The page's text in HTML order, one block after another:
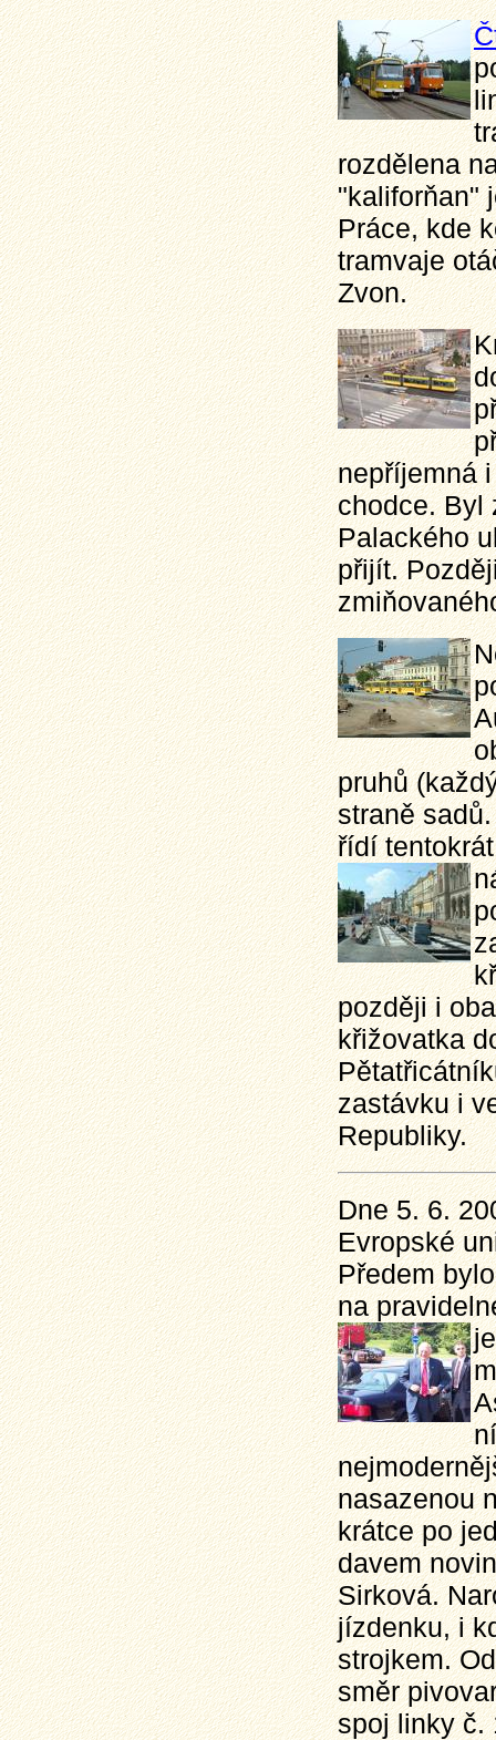
rozdělena
"kaliforňan"
Práce, kde
tramvaje
Zvon.
nepříjemná
chodce. Byl
Palackého
přijít.
pruhů
straně
řídí
později i
křižovatka
zastávku i
Republiky.
Dne 5. 6.
Evropské
Předem
na
nasazenou
krátce po
davem
Sirková.
jízdenku, i
strojkem.
směr
spoj linky č.